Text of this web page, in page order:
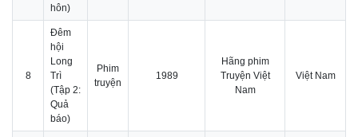
hôn)
8
Đêm
hội
Long
Trì
(Tập 2:
Quả
báo)
Phim
truyện
1989
Hãng phim
Truyện Việt
Nam
Việt Nam